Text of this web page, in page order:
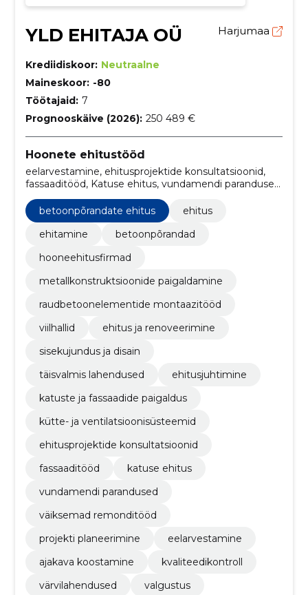
YLD EHITAJA OÜ Harjumaa
Krediidiskoor: Neutraalne
Maineskoor: -80
Töötajaid: 7
Prognooskäive (2026): 250 489 €
Hoonete ehitustööd
eelarvestamine, ehitusprojektide konsultatsioonid,
fassaaditööd, Katuse ehitus, vundamendi parandused,
väiksemad remonditööd, projekti planeerimine,
põrandakatted, VALGUSTUS, Värvilahendused
betoonpõrandate ehitus
ehitus
ehitamine
betoonpõrandad
hooneehitusfirmad
metallkonstruktsioonide paigaldamine
raudbetoonelementide montaazitööd
viilhallid
ehitus ja renoveerimine
sisekujundus ja disain
täisvalmis lahendused
ehitusjuhtimine
katuste ja fassaadide paigaldus
kütte- ja ventilatsioonisüsteemid
ehitusprojektide konsultatsioonid
fassaaditööd
katuse ehitus
vundamendi parandused
väiksemad remonditööd
projekti planeerimine
eelarvestamine
ajakava koostamine
kvaliteedikontroll
värvilahendused
valgustus